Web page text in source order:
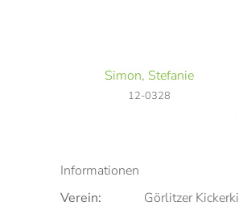
Simon, Stefanie
12-0328
Informationen
Verein:
Görlitzer